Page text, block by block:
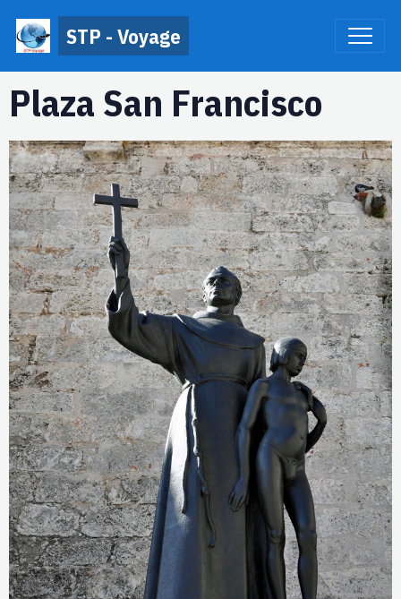
STP - Voyage
Plaza San Francisco